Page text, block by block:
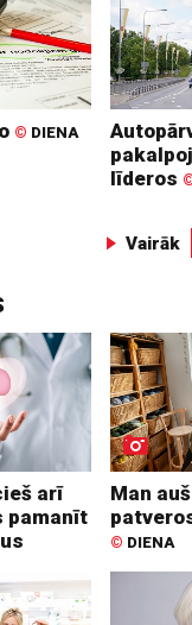
© DIENA
līderos
Vairāk
arī
pamanīt
Man
© DIENA